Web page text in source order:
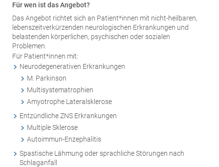
Für wen ist das Angebot?
Das Angebot richtet sich an Patient*innen mit nicht-heilbaren,
lebenszeitverkürzenden neurologischen Erkrankungen und
belastenden körperlichen, psychischen oder sozialen
Problemen.
Für Patient*innen mit:
Neurodegenerativen Erkrankungen
M. Parkinson
Multisystematrophien
Amyotrophe Lateralsklerose
Entzündliche ZNS Erkrankungen
Multiple Sklerose
Autoimmun-Enzephalitis
Spastische Lähmung oder sprachliche Störungen nach
Schlaganfall